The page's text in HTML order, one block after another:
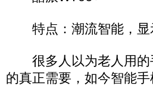
特点：潮流智能，显
很多人以为老人用的
的真正需要，如今智能